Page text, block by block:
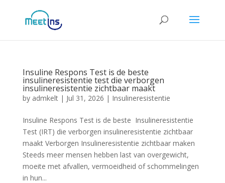
Insuline Respons Test is de beste
insulineresistentie test die verborgen
insulineresistentie zichtbaar maakt
by admkelt| Jul 31, 2026 | Insulineresistentie
Insuline Respons Test is de beste Insulineresistentie
Test (IRT) die verborgen insulineresistentie zichtbaar
maakt Verborgen Insulineresistentie zichtbaar maken
Steeds meer mensen hebben last van overgewicht,
moeite met afvallen, vermoeidheid of schommelingen
in hun...